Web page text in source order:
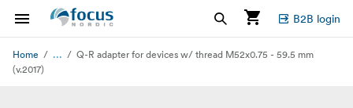
B2B login
Home ...
Q-R adapter for devices w/ thread M52x0.75 - 59.5 mm
(v.2017)